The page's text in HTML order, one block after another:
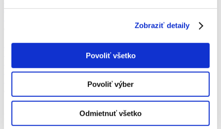
Zobraziť detaily
Povoliť všetko
Povoliť výber
Odmietnuť všetko
Abeceda pravdy KULANOV Viačeslav Gennadijevič
PROJÍT PEKLEM. Ukazuje cestu jak poznat sebe sama skrz slova
Věra Ovečková
Najpredávanejšie z ponuky